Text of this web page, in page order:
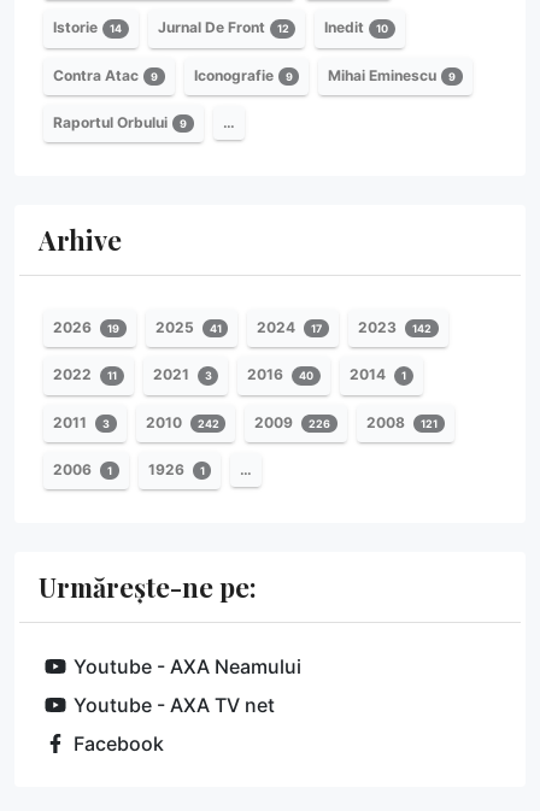
Istorie 14 Jurnal De Front 12 Inedit 10
Contra Atac 9 Iconografie 9 Mihai Eminescu 9
Raportul Orbului 9 …
Arhive
2026 19 2025 41 2024 17 2023 142
2022 11 2021 3 2016 40 2014 1
2011 3 2010 242 2009 226 2008 121
2006 1 1926 1 …
Urmărește-ne pe:
Youtube - AXA Neamului
Youtube - AXA TV net
Facebook